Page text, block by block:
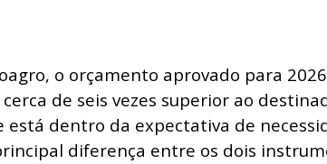
o orçamento aprovado para
de seis vezes superior ao
está dentro da expectativa de
diferença entre os dois